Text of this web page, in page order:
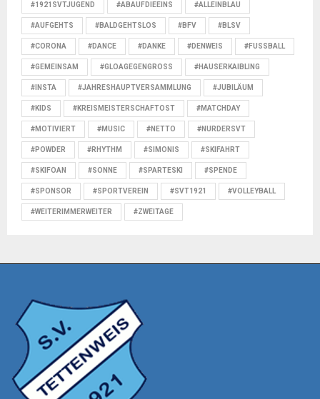
#1921SVTJUGEND #ABAUFDIEEINS #ALLEINBLAU
#AUFGEHTS #BALDGEHTSLOS #BFV #BLSV
#CORONA #DANCE #DANKE #DENWEIS #FUSSBALL
#GEMEINSAM #GLOAGEGENGROSS #HAUSERKAIBLING
#INSTA #JAHRESHAUPTVERSAMMLUNG #JUBILÄUM
#KIDS #KREISMEISTERSCHAFTOST #MATCHDAY
#MOTIVIERT #MUSIC #NETTO #NURDERSVT
#POWDER #RHYTHM #SIMONIS #SKIFAHRT
#SKIFOAN #SONNE #SPARTESKI #SPENDE
#SPONSOR #SPORTVEREIN #SVT1921 #VOLLEYBALL
#WEITERIMMERWEITER #ZWEITAGE